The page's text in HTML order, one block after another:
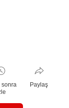
sonra
Paylaş